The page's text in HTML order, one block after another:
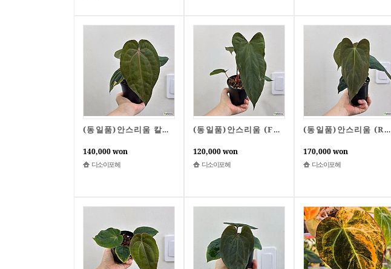
(동일품)안스리움 칼라블랙키레드크리스탈리넘 x (RVDP x AOS) 1번
140,000 won
디소이포헤
(동일품)안스리움 (FSRLx리가든파필릴라미넘) x RL 1번
120,000 won
디소이포헤
(동일품)안스리움 (RL x FS) x 드레스러리칼라블랙키 1번
170,000 won
디소이포헤